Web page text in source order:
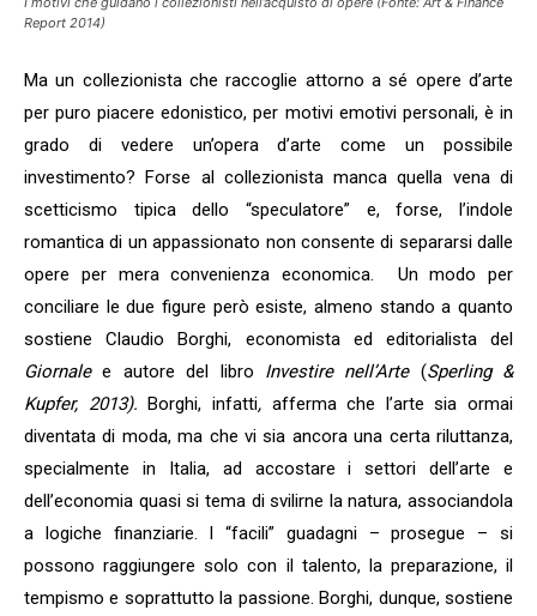
Report 2014)
Ma un collezionista che raccoglie attorno a sé opere d’arte
per puro piacere edonistico, per motivi emotivi personali, è in
grado di vedere un’opera d’arte come un possibile
investimento? Forse al collezionista manca quella vena di
scetticismo tipica dello “speculatore” e, forse, l’indole
romantica di un appassionato non consente di separarsi dalle
opere per mera convenienza economica. Un modo per
conciliare le due figure però esiste, almeno stando a quanto
sostiene Claudio Borghi, economista ed editorialista del
Giornalee autore del libro Investire nell’Arte (Sperling &
Kupfer, 2013).Borghi, infatti, afferma che l’arte sia ormai
diventata di moda, ma che vi sia ancora una certa riluttanza,
specialmente in Italia, ad accostare i settori dell’arte e
dell’economia quasi si tema di svilirne la natura, associandola
a logiche finanziarie. I “facili” guadagni – prosegue – si
possono raggiungere solo con il talento, la preparazione, il
tempismo e soprattutto la passione. Borghi, dunque, sostiene